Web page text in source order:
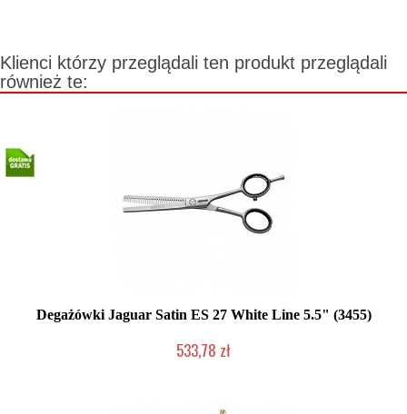
Klienci którzy przeglądali ten produkt przeglądali
również te:
Degażówki Jaguar Satin ES 27 White Line 5.5" (3455)
533,78 zł